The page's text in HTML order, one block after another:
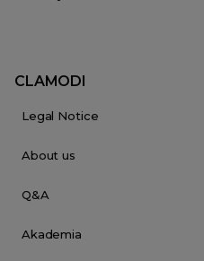
CLAMODI
Legal Notice
About us
Q&A
Akademia